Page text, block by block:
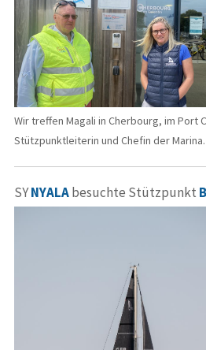
Wir treffen Magali in Cherbourg, im Port
Stützpunktleiterin und Chefin der Marina.
SYNYALAbesuchte Stützpunkt